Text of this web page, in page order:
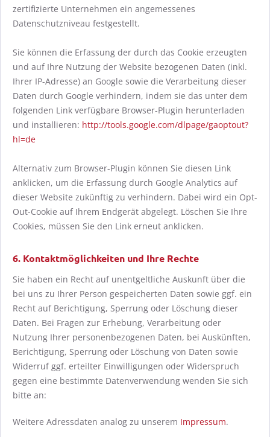
zertifizierte Unternehmen ein angemessenes
Datenschutzniveau festgestellt.
Sie können die Erfassung der durch das Cookie erzeugten
und auf Ihre Nutzung der Website bezogenen Daten (inkl.
Ihrer IP-Adresse) an Google sowie die Verarbeitung dieser
Daten durch Google verhindern, indem sie das unter dem
folgenden Link verfügbare Browser-Plugin herunterladen
und installieren: http://tools.google.com/dlpage/gaoptout?
hl=de
Alternativ zum Browser-Plugin können Sie diesen Link
anklicken, um die Erfassung durch Google Analytics auf
dieser Website zukünftig zu verhindern. Dabei wird ein Opt-
Out-Cookie auf Ihrem Endgerät abgelegt. Löschen Sie Ihre
Cookies, müssen Sie den Link erneut anklicken.
6. Kontaktmöglichkeiten und Ihre Rechte
Sie haben ein Recht auf unentgeltliche Auskunft über die
bei uns zu Ihrer Person gespeicherten Daten sowie ggf. ein
Recht auf Berichtigung, Sperrung oder Löschung dieser
Daten. Bei Fragen zur Erhebung, Verarbeitung oder
Nutzung Ihrer personenbezogenen Daten, bei Auskünften,
Berichtigung, Sperrung oder Löschung von Daten sowie
Widerruf ggf. erteilter Einwilligungen oder Widerspruch
gegen eine bestimmte Datenverwendung wenden Sie sich
bitte an:
Weitere Adressdaten analog zu unserem Impressum.